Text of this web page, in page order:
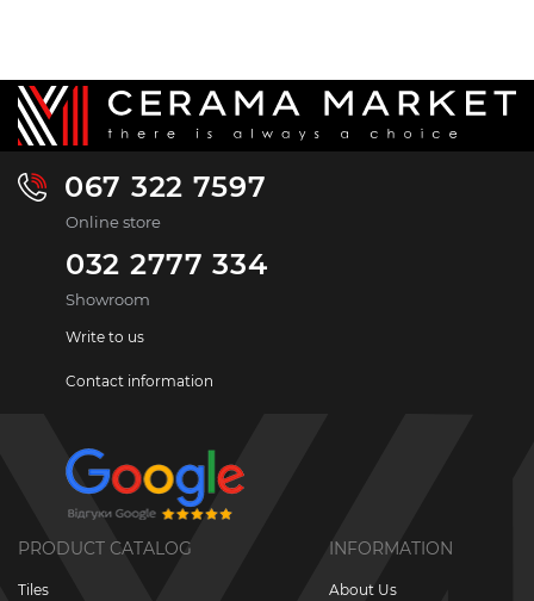
067 322 7597
Online store
032 2777 334
Showroom
Write to us
Contact information
PRODUCT CATALOG
Tiles
INFORMATION
About Us